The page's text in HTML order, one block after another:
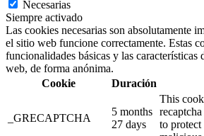
Necesarias
Siempre activado
Las cookies necesarias son absolutamente
el sitio web funcione correctamente. Estas
funcionalidades básicas y las características
web, de forma anónima.
Cookie
Duración
_GRECAPTCHA
5 months
27 days
This
to protect